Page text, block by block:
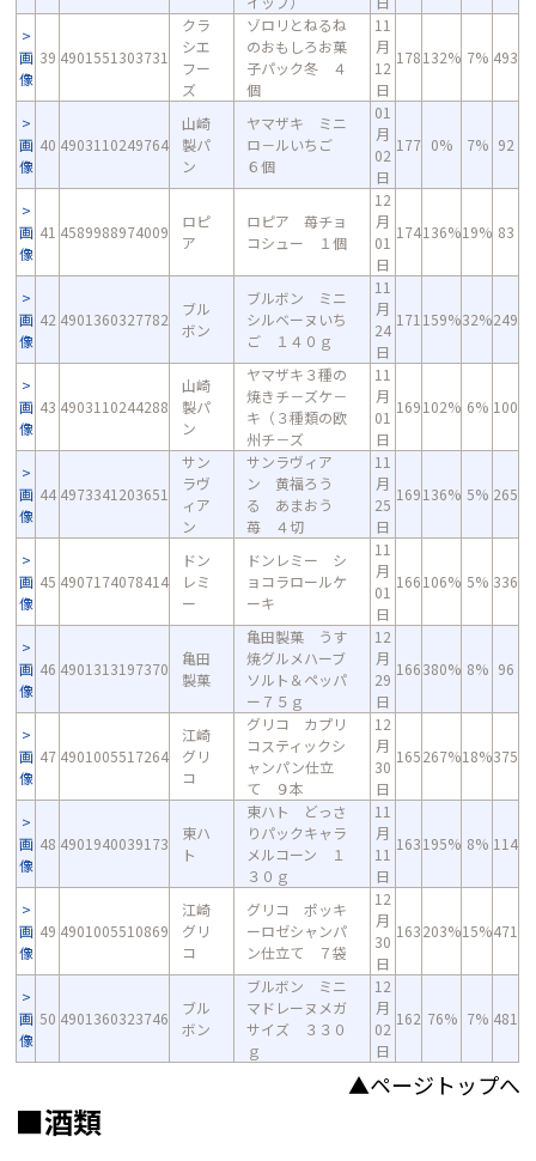
画
像
39 4901551303731
クラ
シエ
フー
ズ
ゾロリとねるね
のおもしろお菓
子パック冬 ４
個
11
月
12
日
178132% 7% 493
画
像
40 4903110249764
山崎
製パ
ン
ヤマザキ ミニ
ロ－ルいちご
６個
01
月
02
日
177 0% 7% 92
画
像
41 4589988974009
ロピ
ア
ロピア 苺チョ
コシュー １個
12
月
01
日
174136%19% 83
画
像
42 4901360327782
ブル
ボン
ブルボン ミニ
シルベーヌいち
ご １４０ｇ
11
月
24
日
171 159%32%249
画
像
43 4903110244288
山崎
製パ
ン
ヤマザキ３種の
焼きチ－ズケ－
キ（３種類の欧
州チ－ズ
11
月
01
日
169102% 6% 100
画
像
44 4973341203651
サン
ラヴ
ィア
ン
サンラヴィア
ン 黄福ろう
る あまおう
苺 ４切
11
月
25
日
169136% 5% 265
画
像
45 4907174078414
ドン
レミ
ー
ドンレミー シ
ョコラロールケ
ーキ
11
月
01
日
166106% 5% 336
画
像
46 4901313197370
亀田
製菓
亀田製菓 うす
焼グルメハーブ
ソルト＆ペッパ
ー７５ｇ
12
月
29
日
166380% 8% 96
画
像
47 4901005517264
江崎
グリ
コ
グリコ カプリ
コスティックシ
ャンパン仕立
て ９本
12
月
30
日
165267%18%375
画
像
48 4901940039173
東ハ
ト
東ハト どっさ
りパックキャラ
メルコーン １
３０ｇ
11
月
11
日
163195% 8% 114
画
像
49 4901005510869
江崎
グリ
コ
グリコ ポッキ
ーロゼシャンパ
ン仕立て ７袋
12
月
30
日
163203%15%471
画
像
50 4901360323746
ブル
ボン
ブルボン ミニ
マドレーヌメガ
サイズ ３３０
ｇ
12
月
02
日
162 76% 7% 481
▲ページトップへ
■酒類